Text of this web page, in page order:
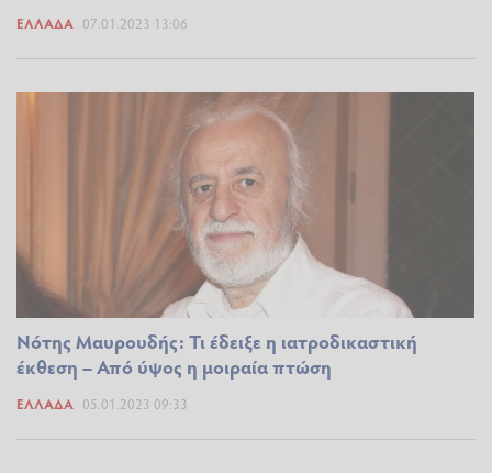
ΕΛΛΆΔΑ 07.01.2023 13:06
Νότης Μαυρουδής: Τι έδειξε η ιατροδικαστική
έκθεση – Από ύψος η μοιραία πτώση
ΕΛΛΆΔΑ 05.01.2023 09:33